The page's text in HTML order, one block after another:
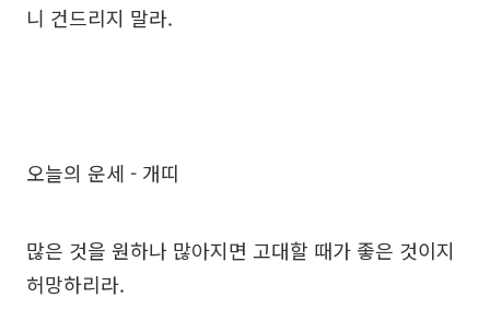
니 건드리지 말라.
오늘의 운세 - 개띠
많은 것을 원하나 많아지면 고대할 때가 좋은 것이지
허망하리라.